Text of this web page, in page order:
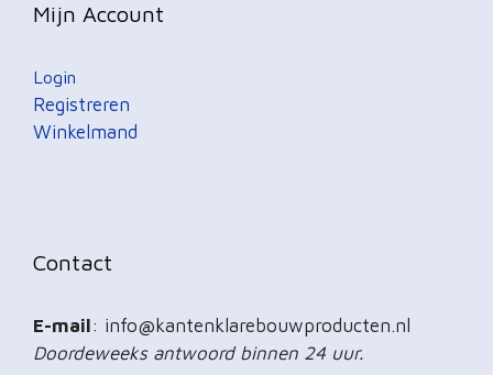
Mijn Account
Login
Registreren
Winkelmand
Contact
E-mail: info@kantenklarebouwproducten.nl
Doordeweeks antwoord binnen 24 uur.